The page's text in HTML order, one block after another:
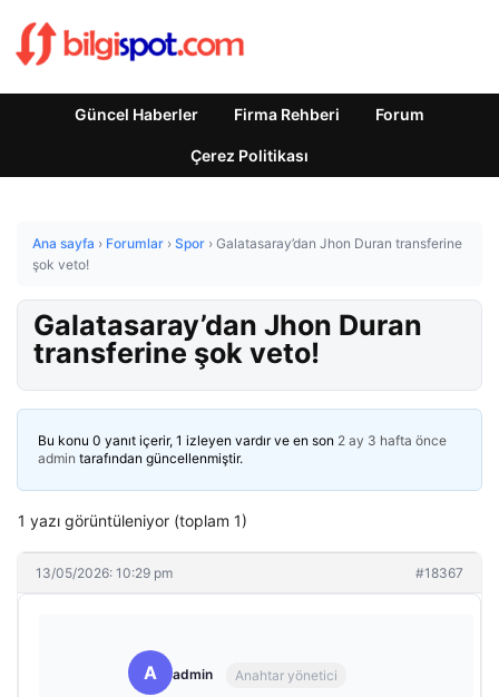
Güncel Haberler Firma Rehberi Forum
Çerez Politikası
Ana sayfa › Forumlar › Spor › Galatasaray’dan Jhon Duran transferine
şok veto!
Galatasaray’dan Jhon Duran
transferine şok veto!
Bu konu 0 yanıt içerir, 1 izleyen vardır ve en son 2 ay 3 hafta önce
admin tarafından güncellenmiştir.
1 yazı görüntüleniyor (toplam 1)
13/05/2026: 10:29 pm #18367
A admin Anahtar yönetici